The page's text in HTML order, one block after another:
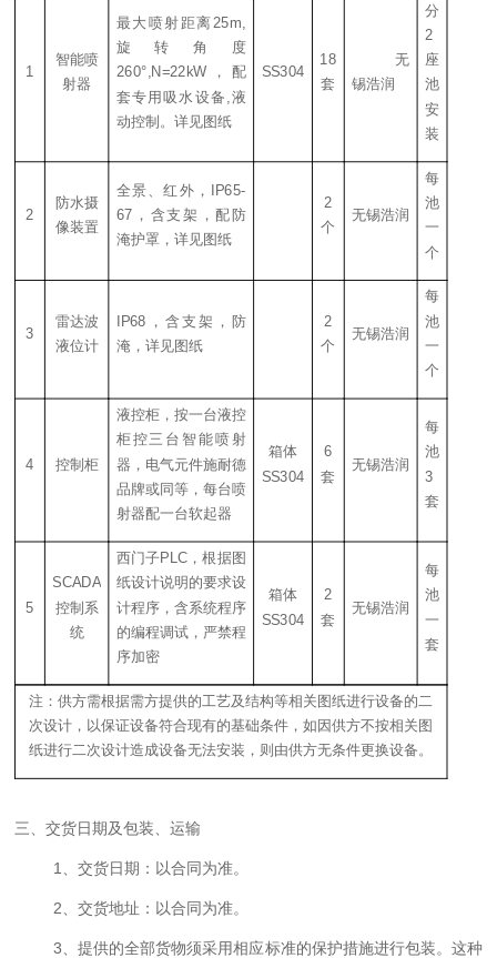
1
智能喷
射器
最大喷射距离25m,
旋转角度
260°,N=22kW，配
套专用吸水设备,液
动控制。详见图纸
SS304
18
套
无
锡浩润
分
2
座
池
安
装
2
防水摄
像装置
全景、红外，IP65-
67，含支架，配防
淹护罩，详见图纸
2
个
无锡浩润
每
池
一
个
3
雷达波
液位计
IP68，含支架，防
淹，详见图纸
2
个
无锡浩润
每
池
一
个
4 控制柜
液控柜，按一台液控
柜控三台智能喷射
器，电气元件施耐德
品牌或同等，每台喷
射器配一台软起器
箱体
SS304
6
套
无锡浩润
每
池
3
套
5
SCADA
控制系
统
西门子PLC，根据图
纸设计说明的要求设
计程序，含系统程序
的编程调试，严禁程
序加密
箱体
SS304
2
套
无锡浩润
每
池
一
套
注：供方需根据需方提供的工艺及结构等相关图纸进行设备的二
次设计，以保证设备符合现有的基础条件，如因供方不按相关图
纸进行二次设计造成设备无法安装，则由供方无条件更换设备。
三 、交货日期及包装、运输
1、交货日期：以合同为准。
2、交货地址：以合同为准。
3、提供的全部货物须采用相应标准的保护措施进行包装。这种